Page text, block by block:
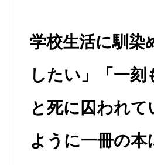
学校生活に馴染
したい」「一
と死に囚われ
ように一冊の